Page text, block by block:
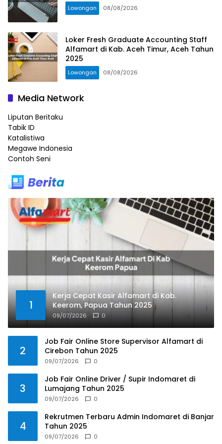
Lowongan 08/08/2026
Loker Fresh Graduate Accounting Staff
Alfamart di Kab. Aceh Timur, Aceh Tahun
2025
Lowongan 08/08/2026
Media Network
Liputan Beritaku
Tabik ID
Katalistiwa
Megawe Indonesia
Contoh Seni
1
Kerja Cepat Kasir Alfamart di Kab.
Keerom, Papua Tahun 2025
09/07/2026 0
2
Job Fair Online Store Supervisor Alfamart di
Cirebon Tahun 2025
09/07/2026 0
3
Job Fair Online Driver / Supir Indomaret di
Lumajang Tahun 2025
09/07/2026 0
4
Rekrutmen Terbaru Admin Indomaret di Banjar
Tahun 2025
09/07/2026 0